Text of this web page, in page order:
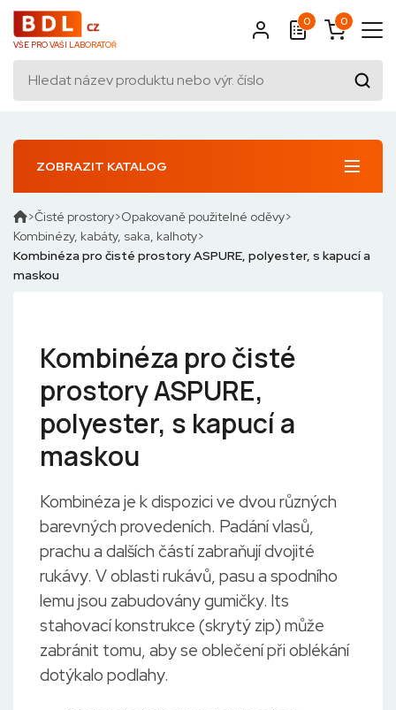
VŠE PRO VAŠI LABORATOŘ
0 0
ZOBRAZIT KATALOG
Čisté prostory Opakovaně použitelné oděvy
Kombinézy, kabáty, saka, kalhoty
Kombinéza pro čisté prostory ASPURE, polyester, s kapucí a
maskou
Kombinéza pro čisté
prostory ASPURE,
polyester, s kapucí a
maskou
Kombinéza je k dispozici ve dvou různých
barevných provedeních. Padání vlasů,
prachu a dalších částí zabraňují dvojité
rukávy. V oblasti rukávů, pasu a spodního
lemu jsou zabudovány gumičky. lts
stahovací konstrukce (skrytý zip) může
zabránit tomu, aby se oblečení při oblékání
dotýkalo podlahy.